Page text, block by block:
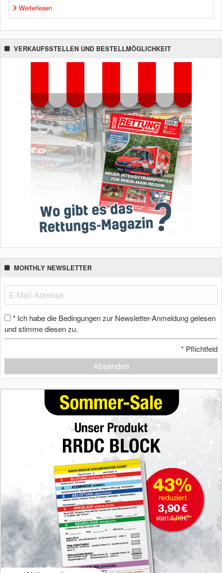
Weiterlesen
VERKAUFSSTELLEN UND BESTELLMÖGLICHKEIT
MONTHLY NEWSLETTER
* Ich habe die Bedingungen zur Newsletter-Anmeldung gelesen
und stimme diesen zu.
* Pflichtfeld
Absenden